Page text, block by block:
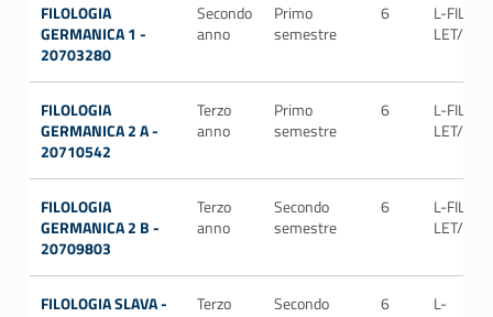
FILOLOGIA
GERMANICA 1 -
20703280
Secondo
anno
Primo
semestre
6
L-FIL-
LET/15
FILOLOGIA
GERMANICA 2 A -
20710542
Terzo
anno
Primo
semestre
6
L-FIL-
LET/15
FILOLOGIA
GERMANICA 2 B -
20709803
Terzo
anno
Secondo
semestre
6
L-FIL-
LET/15
FILOLOGIA SLAVA -
Terzo
Secondo
6
L-